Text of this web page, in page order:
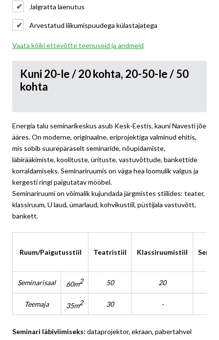
Jalgratta laenutus
Arvestatud liikumispuudega külastajatega
Vaata kõiki ettevõtte teenuseid ja andmeid
Kuni 20-le / 20 kohta, 20-50-le / 50
kohta
Energia talu seminarikeskus asub Kesk-Eestis, kauni Navesti jõe
ääres. On moderne, originaalne, eriprojektiga valminud ehitis,
mis sobib suurepäraselt seminaride, nõupidamiste,
läbirääkimiste, koolituste, ürituste, vastuvõttude, bankettide
korraldamiseks. Seminariruumis on väga hea loomulik valgus ja
kergesti ringi paigutatav mööbel.
Seminariruumi on võimalik kujundada järgmistes stiilides: teater,
klassiruum, U laud, ümarlaud, kohvikustiil, püstijala vastuvõtt,
bankett.
Ruum/Paigutusstiil Teatristiil Klassiruumistiil
Seminarisaal 60m2 50 20
Teemaja 35m2 30 -
Seminari läbiviimiseks: dataprojektor, ekraan, pabertahvel